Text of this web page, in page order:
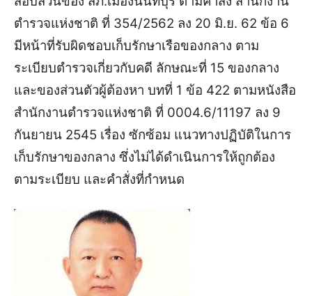
ตำรวจแห่งชาติ ที่ 354/2562 ลง 20 มิ.ย. 62 ข้อ 6
มีหน้าที่รับผิดชอบเก็บรักษาเรือของกลาง ตาม
ระเบียบตำรวจเกี่ยวกับคดี ลักษณะที่ 15 ของกลาง
และของส่วนตัวผู้ต้องหา บทที่ 1 ข้อ 422 ตามหนังสือ
สำนักงานตำรวจแห่งชาติ ที่ 0004.6/11197 ลง 9
กันยายน 2545 เรื่อง ซักซ้อม แนวทางปฏิบัติในการ
เก็บรักษาของกลาง ซึ่งไม่ได้ดำเนินการให้ถูกต้อง
ตามระเบียบ และคำสั่งที่กำหนด